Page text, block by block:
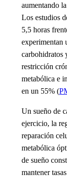
aumentando
Los estudios
5,5 horas
experimentan
carbohidratos
restricción
metabólica e
en un 55% (
Un sueño de
ejercicio, la
reparación
metabólica
de sueño
mantener